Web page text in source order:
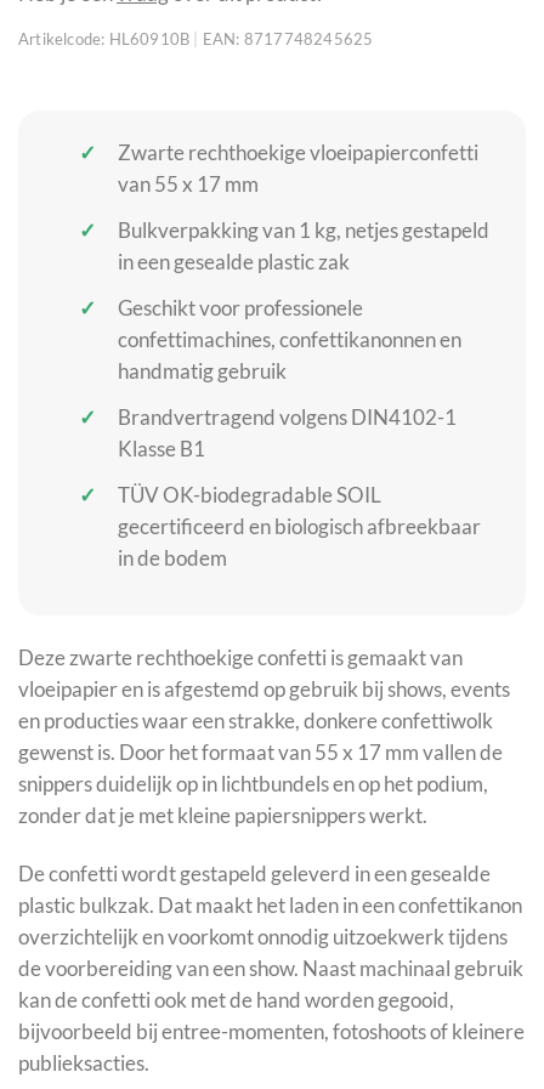
Artikelcode: HL60910B EAN: 8717748245625
Zwarte rechthoekige vloeipapierconfetti
van 55 x 17 mm
Bulkverpakking van 1 kg, netjes gestapeld
in een gesealde plastic zak
Geschikt voor professionele
confettimachines, confettikanonnen en
handmatig gebruik
Brandvertragend volgens DIN4102-1
Klasse B1
TÜV OK-biodegradable SOIL
gecertificeerd en biologisch afbreekbaar
in de bodem
Deze zwarte rechthoekige confetti is gemaakt van
vloeipapier en is afgestemd op gebruik bij shows, events
en producties waar een strakke, donkere confettiwolk
gewenst is. Door het formaat van 55 x 17 mm vallen de
snippers duidelijk op in lichtbundels en op het podium,
zonder dat je met kleine papiersnippers werkt.
De confetti wordt gestapeld geleverd in een gesealde
plastic bulkzak. Dat maakt het laden in een confettikanon
overzichtelijk en voorkomt onnodig uitzoekwerk tijdens
de voorbereiding van een show. Naast machinaal gebruik
kan de confetti ook met de hand worden gegooid,
bijvoorbeeld bij entree-momenten, fotoshoots of kleinere
publieksacties.